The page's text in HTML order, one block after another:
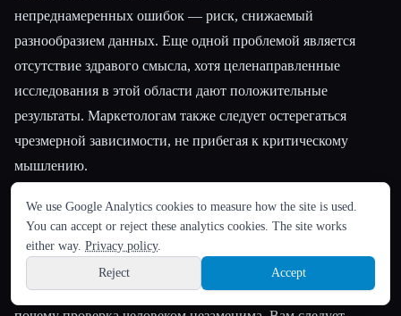
ЯЗЫК
English español Français Русский 简体中文
Hindi
Sign up
непреднамеренных ошибок — риск, снижаемый
разнообразием данных. Еще одной проблемой является
отсутствие здравого смысла, хотя целенаправленные
исследования в этой области дают положительные
результаты. Маркетологам также следует остерегаться
чрезмерной зависимости, не прибегая к критическому
мышлению.
Когда вы используете инструменты на основе
искусственного интеллекта, иногда они могут давать вам
результаты, которые могут показаться противоречивыми.
Возможно, вы не сможете уместить это в контекст. Вот
We use Google Analytics cookies to measure how the site is used.
You can accept or reject these analytics cookies. The site works
either way. Privacy policy.
Reject
Accept